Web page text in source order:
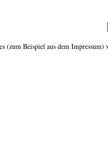
(zum Beispiel aus dem